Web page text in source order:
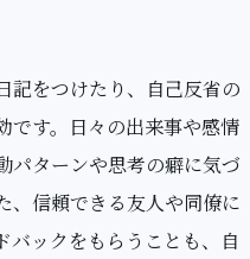
記をつけたり、自己反省の
です。日々の出来事や感情
パターンや思考の癖に気づ
、信頼できる友人や同僚に
バックをもらうことも、自